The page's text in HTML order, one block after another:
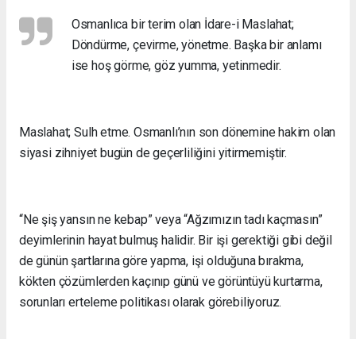
Osmanlıca bir terim olan İdare-i Maslahat;
Döndürme, çevirme, yönetme. Başka bir anlamı
ise hoş görme, göz yumma, yetinmedir.
Maslahat; Sulh etme. Osmanlı’nın son dönemine hakim olan
siyasi zihniyet bugün de geçerliliğini yitirmemiştir.
“Ne şiş yansın ne kebap” veya “Ağzımızın tadı kaçmasın”
deyimlerinin hayat bulmuş halidir. Bir işi gerektiği gibi değil
de günün şartlarına göre yapma, işi olduğuna bırakma,
kökten çözümlerden kaçınıp günü ve görüntüyü kurtarma,
sorunları erteleme politikası olarak görebiliyoruz.